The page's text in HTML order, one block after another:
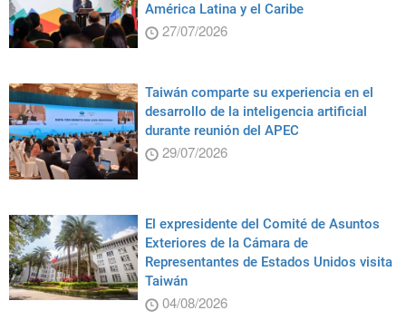
América Latina y el Caribe
27/07/2026
Taiwán comparte su experiencia en el
desarrollo de la inteligencia artificial
durante reunión del APEC
29/07/2026
El expresidente del Comité de Asuntos
Exteriores de la Cámara de
Representantes de Estados Unidos visita
Taiwán
04/08/2026